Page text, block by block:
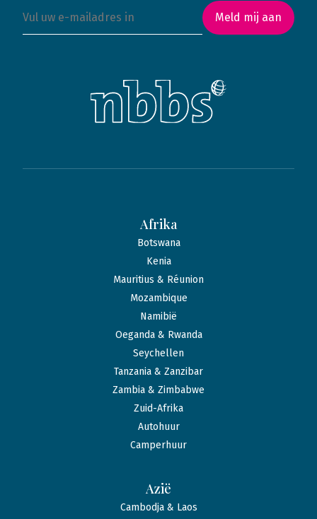
Meld mij aan
Afrika
Botswana
Kenia
Mauritius & Réunion
Mozambique
Namibië
Oeganda & Rwanda
Seychellen
Tanzania & Zanzibar
Zambia & Zimbabwe
Zuid-Afrika
Autohuur
Camperhuur
Azië
Cambodja & Laos